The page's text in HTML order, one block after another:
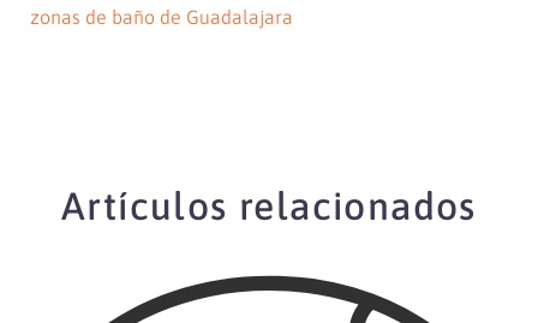
zonas de baño de Guadalajara
Artículos relacionados